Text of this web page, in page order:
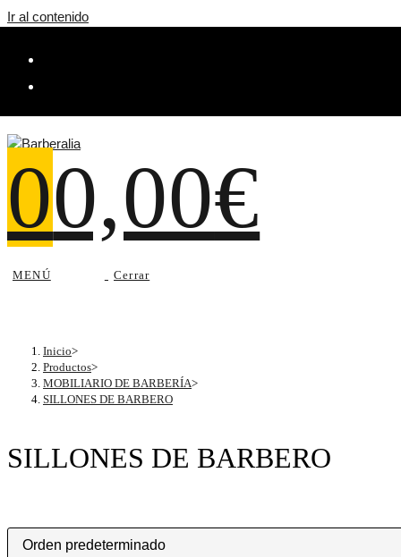
Ir al contenido
00,00€
MENÚ Cerrar
SILLONES DE BARBERO
Inicio>
Productos>
MOBILIARIO DE BARBERÍA>
SILLONES DE BARBERO